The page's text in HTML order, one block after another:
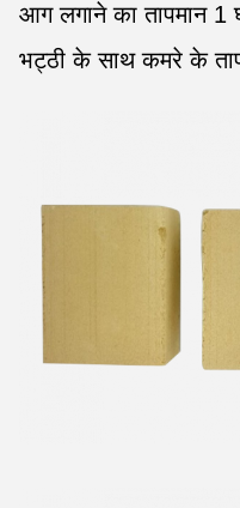
आग लगाने का तापमान
भट्ठी के साथ कमरे के